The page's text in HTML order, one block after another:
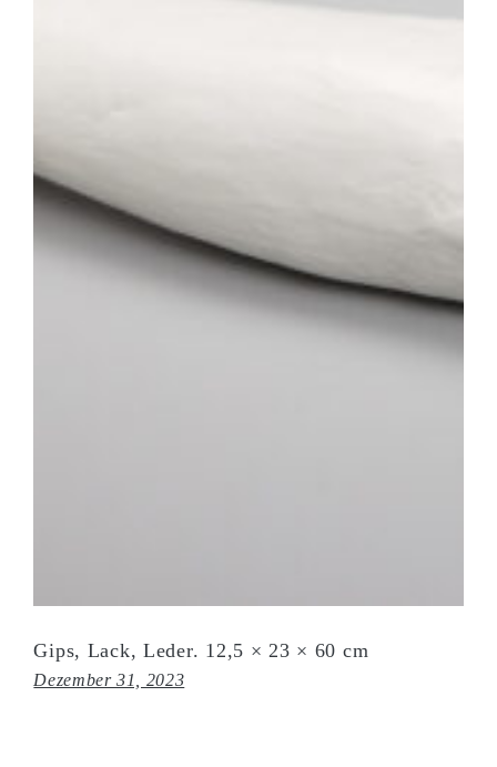
Gips, Lack, Leder. 12,5 × 23 × 60 cm
Dezember 31, 2023